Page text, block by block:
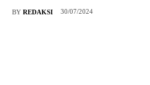
BY REDAKSI 30/07/2024